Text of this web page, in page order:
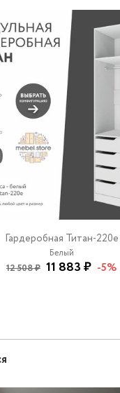
Гардеробная Титан-220e
Белый
12 508 ₽ 11 883 ₽ -5%